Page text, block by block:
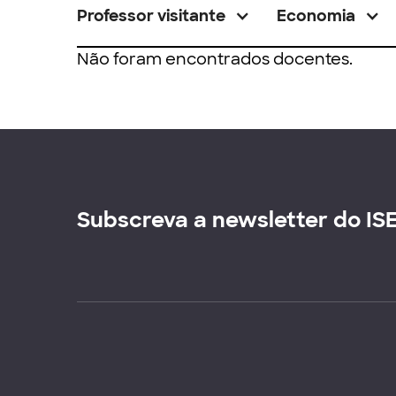
Professor visitante Economia
Não foram encontrados docentes.
Subscreva a newsletter do